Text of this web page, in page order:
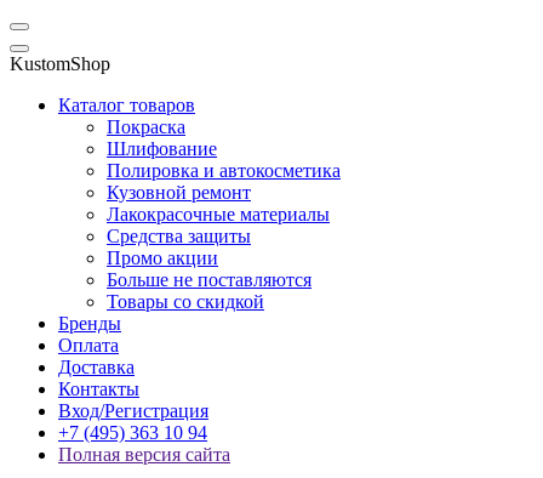
KustomShop
Каталог товаров
Покраска
Шлифование
Полировка и автокосметика
Кузовной ремонт
Лакокрасочные материалы
Средства защиты
Промо акции
Больше не поставляются
Товары со скидкой
Бренды
Оплата
Доставка
Контакты
Вход/Регистрация
+7 (495) 363 10 94
Полная версия сайта